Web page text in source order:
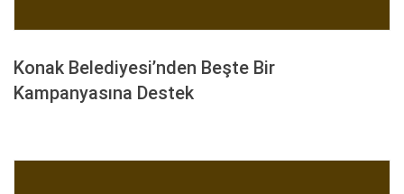
Konak Belediyesi’nden Beşte Bir
Kampanyasına Destek